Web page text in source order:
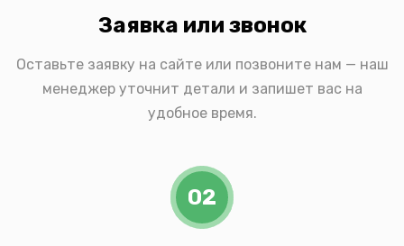
Заявка или звонок
Оставьте заявку на сайте или позвоните нам — наш
менеджер уточнит детали и запишет вас на
удобное время.
02